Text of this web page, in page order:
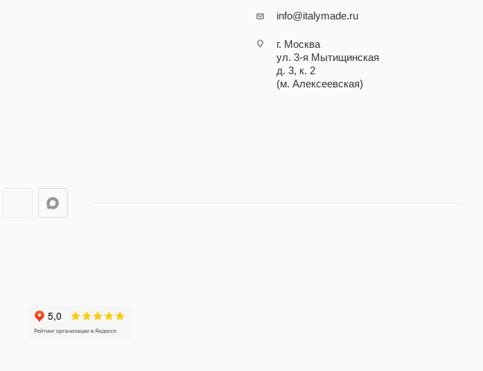
info@italymade.ru
г. Москва
ул. 3-я Мытищинская
д. 3, к. 2
(м. Алексеевская)